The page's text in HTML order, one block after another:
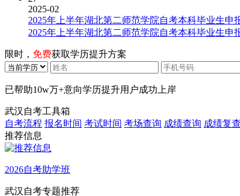
2025-02
2025年上半年湖北第二师范学院自考本科毕业生申
2025年上半年湖北第二师范学院自考本科毕业生申
限时， 免费获取学历提升方案
已帮助10w万+意向学历提升用户成功上岸
武汉自考工具箱
自考流程 报名时间 考试时间 考场查询 成绩查询 成绩复查
推荐信息
2026自考助学班
武汉自考专题推荐